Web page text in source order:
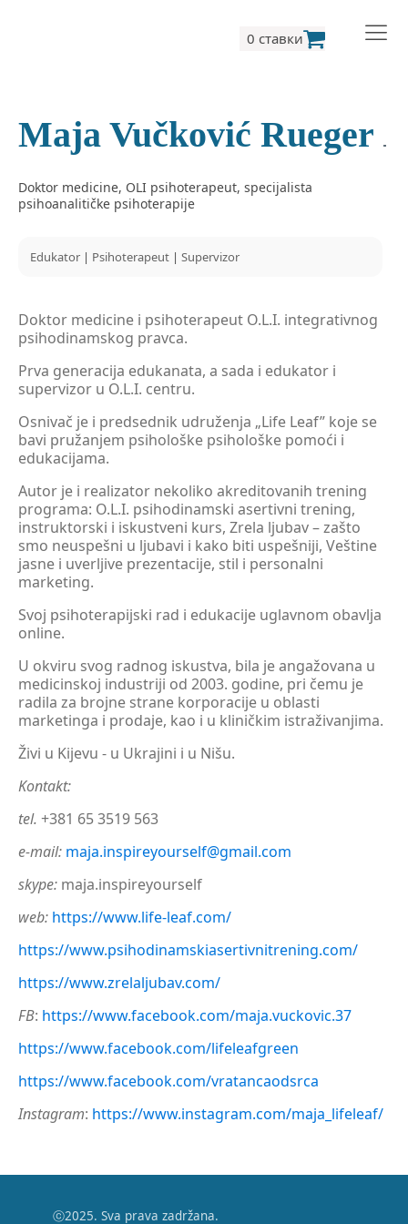
Maja Vučković Rueger
Doktor medicine, OLI psihoterapeut, specijalista
psihoanalitičke psihoterapije
Edukator | Psihoterapeut | Supervizor
Doktor medicine i psihoterapeut O.L.I. integrativnog
psihodinamskog pravca.
Prva generacija edukanata, a sada i edukator i
supervizor u O.L.I. centru.
Osnivač je i predsednik udruženja „Life Leaf” koje se
bavi pružanjem psihološke psihološke pomoći i
edukacijama.
Autor je i realizator nekoliko akreditovanih trening
programa: O.L.I. psihodinamski asertivni trening,
instruktorski i iskustveni kurs, Zrela ljubav – zašto
smo neuspešni u ljubavi i kako biti uspešniji, Veštine
jasne i uverljive prezentacije, stil i personalni
marketing.
Svoj psihoterapijski rad i edukacije uglavnom obavlja
online.
U okviru svog radnog iskustva, bila je angažovana u
medicinskoj industriji od 2003. godine, pri čemu je
radila za brojne strane korporacije u oblasti
marketinga i prodaje, kao i u kliničkim istraživanjima.
Živi u Kijevu - u Ukrajini i u Nišu.
Kontakt:
tel. +381 65 3519 563
e-mail: maja.inspireyourself@gmail.com
skype: maja.inspireyourself
web: https://www.life-leaf.com/
https://www.psihodinamskiasertivnitrening.com/
https://www.zrelaljubav.com/
FB: https://www.facebook.com/maja.vuckovic.37
https://www.facebook.com/lifeleafgreen
https://www.facebook.com/vratancaodsrca
Instagram: https://www.instagram.com/maja_lifeleaf/
ⓒ2025. Sva prava zadržana.
0 ставки